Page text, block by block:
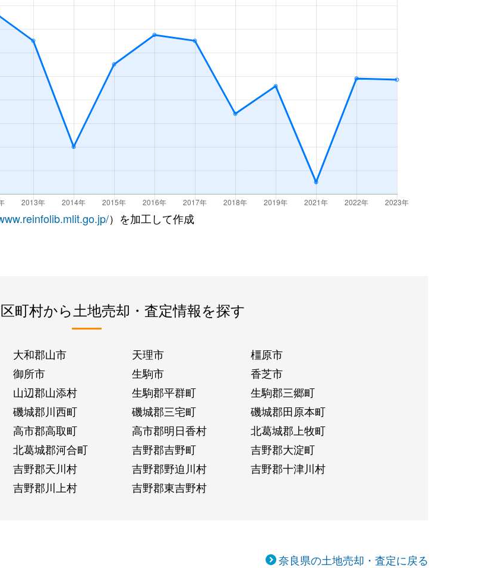
）を加工して作成
町村から土地売却・査定情報を探す
大和郡山市 天理市
橿原市
御所市 生駒市
香芝市
山辺郡山添村 生駒郡平群町
生駒郡三郷町
磯城郡川西町 磯城郡三宅町
磯城郡田原本町
高市郡高取町 高市郡明日香村
北葛城郡上牧町
北葛城郡河合町 吉野郡吉野町
吉野郡大淀町
吉野郡天川村 吉野郡野迫川村
吉野郡十津川村
吉野郡川上村 吉野郡東吉野村
奈良県の土地売却・査定に戻る